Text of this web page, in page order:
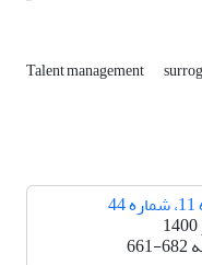
Talent management
661-682